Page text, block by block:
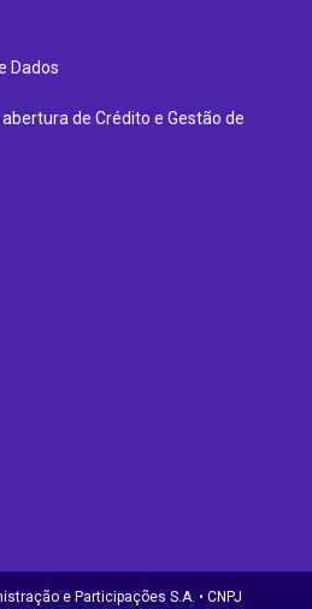
Dados
de Crédito e Gestão de
e Participações S.A. • CNPJ